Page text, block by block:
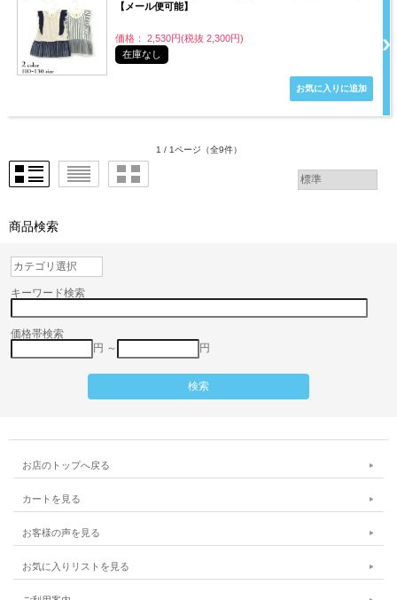
【メール便可能】
価格： 2,530円(税抜 2,300円)
在庫なし
1 / 1ページ （全9件）
商品検索
キーワード検索
価格帯検索
円 ～
円
お店のトップへ戻る
カートを見る
お客様の声を見る
お気に入りリストを見る